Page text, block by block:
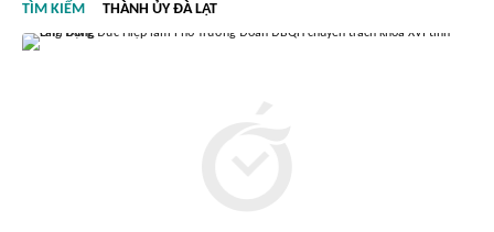
#Khám phá thế giới
TÌM KIẾM THÀNH ỦY ĐÀ LẠT